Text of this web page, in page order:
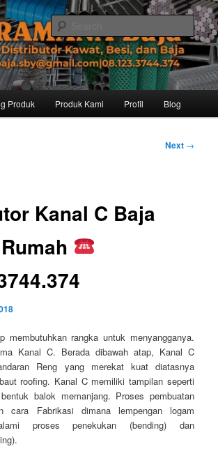
Baja Distributor Baja Besi
Besi Baja, Supplier Besi Baja, Jual besi beton. Info
Ibu Rinanti 08.123.3744.374. Dgn harga yg kompetitif,
yg ramah, kami siap melayani segala kebutuhan
Produk Produk Kami Profil Blog
Next →
Kanal C Baja
membutuhkan rangka untuk menyangganya.
Kanal C. Berada dibawah atap, Kanal C
Reng yang merekat kuat diatasnya
roofing. Kanal C memiliki tampilan seperti
balok memanjang. Proses pembuatan
cara Fabrikasi dimana lempengan logam
proses penekukan (bending) dan